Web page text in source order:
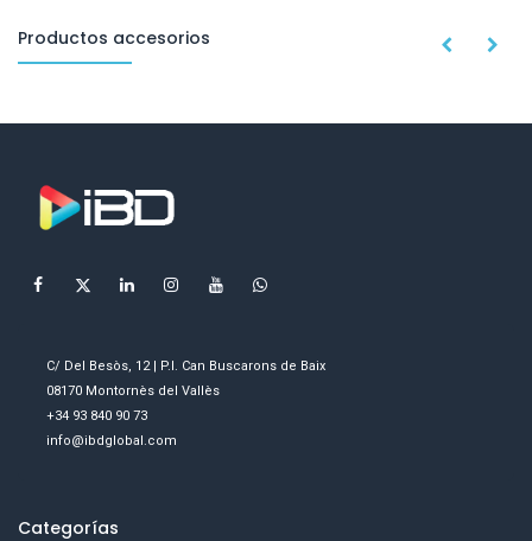
Productos accesorios
C/ Del Besòs, 12 | P.I. Can Buscarons de Baix
08170 Montornès del Vallès
+34 93 840 90 73
info@ibdglobal.com
Categorías